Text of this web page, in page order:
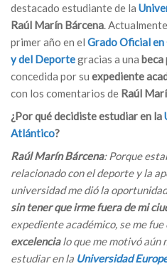
destacado estudiante de la
Raúl Marín Bárcena.
primer año en el Grado Oficial en
y del Deportegracias a una beca
concedida por su expediente
con los comentarios de Raúl
¿Por qué decidiste estudiar en la
Atlántico?
Raúl Marín Bárcena: Porque
relacionado con el deporte y la
universidad me dió la
sin tener que irme fuera de mi
expediente académico, se me fue
excelencialo que me motivó aún
estudiar en la Universidad